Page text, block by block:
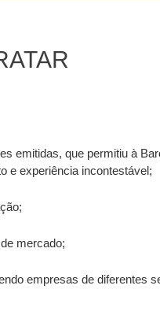
emitidas, que permitiu à
e experiência incontestável;
mercado;
empresas de diferentes